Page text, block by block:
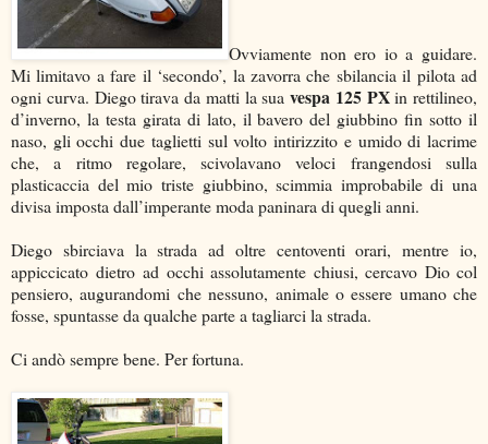
Ovviamente non ero io a guidare.
Mi limitavo a fare il ‘secondo’, la zavorra che sbilancia il pilota ad
ogni curva. Diego tirava da matti la sua vespa 125 PXin rettilineo,
d’inverno, la testa girata di lato, il bavero del giubbino fin sotto il
naso, gli occhi due taglietti sul volto intirizzito e umido di lacrime
che, a ritmo regolare, scivolavano veloci frangendosi sulla
plasticaccia del mio triste giubbino, scimmia improbabile di una
divisa imposta dall’imperante moda paninara di quegli anni.
Diego sbirciava la strada ad oltre centoventi orari, mentre io,
appiccicato dietro ad occhi assolutamente chiusi, cercavo Dio col
pensiero, augurandomi che nessuno, animale o essere umano che
fosse, spuntasse da qualche parte a tagliarci la strada.
Ci andò sempre bene. Per fortuna.